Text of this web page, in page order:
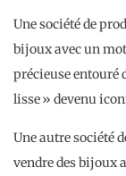
Une société de
bijoux avec un
précieuse entouré
lisse » devenu
Une autre société
vendre des bijoux